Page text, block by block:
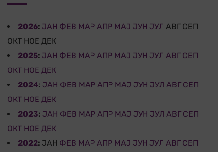
2026: ЈАН ФЕВ МАР АПР МАЈ ЈУН ЈУЛ АВГ СЕП
ОКТ НОЕ ДЕК
2025: ЈАН ФЕВ МАР АПР МАЈ ЈУН ЈУЛ АВГ СЕП
ОКТ НОЕ ДЕК
2024: ЈАН ФЕВ МАР АПР МАЈ ЈУН ЈУЛ АВГ СЕП
ОКТ НОЕ ДЕК
2023: ЈАН ФЕВ МАР АПР МАЈ ЈУН ЈУЛ АВГ СЕП
ОКТ НОЕ ДЕК
2022: ЈАН ФЕВ МАР АПР МАЈ ЈУН ЈУЛ АВГ СЕП